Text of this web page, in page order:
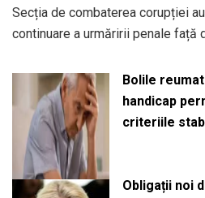
Secția de combaterea corupției
continuare a urmăririi penale față
Bolile
handicap
criteriile
Obligații noi